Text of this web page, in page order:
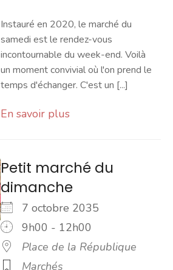
Instauré en 2020, le marché du
samedi est le rendez-vous
incontournable du week-end. Voilà
un moment convivial où l'on prend le
temps d'échanger. C'est un [...]
En savoir plus
Petit marché du
dimanche
7 octobre 2035
9h00 - 12h00
Place de la République
Marchés